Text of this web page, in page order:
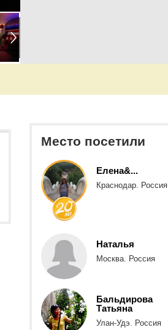
Место посетили
Елена&...
Краснодар. Россия
Наталья
Москва. Россия
Бальдирова
Татьяна
Улан-Удэ. Россия